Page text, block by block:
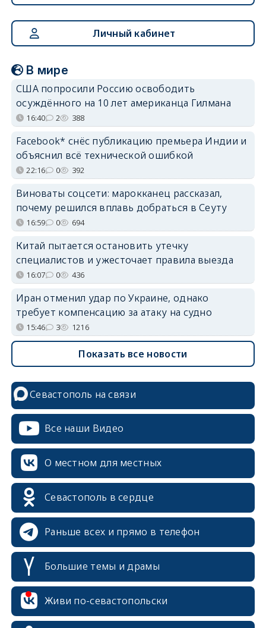
Личный кабинет
В мире
США попросили Россию освободить
осуждённого на 10 лет американца Гилмана
16:40 2 388
Facebook* снёс публикацию премьера Индии и
объяснил всё технической ошибкой
22:16 0 392
Виноваты соцсети: марокканец рассказал,
почему решился вплавь добраться в Сеуту
16:59 0 694
Китай пытается остановить утечку
специалистов и ужесточает правила выезда
16:07 0 436
Иран отменил удар по Украине, однако
требует компенсацию за атаку на судно
15:46 3 1216
Показать все новости
Севастополь на связи
Все наши Видео
О местном для местных
Севастополь в сердце
Раньше всех и прямо в телефон
Большие темы и драмы
Живи по-севастопольски
erid: 2SDnjcrDNw6